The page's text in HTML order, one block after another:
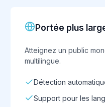
Portée plus
Atteignez un public
multilingue.
Détection
Support pour les